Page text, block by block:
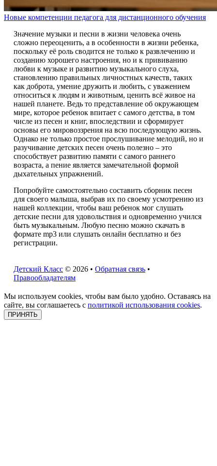
Новые компетенции педагога для дистанционного обучения
Значение музыки и песни в жизни человека очень
сложно переоценить, а в особенности в жизни ребенка,
поскольку её роль сводится не только к развлечению и
созданию хорошего настроения, но и к прививанию
любви к музыке и развитию музыкального слуха,
становлению правильных личностных качеств, таких
как доброта, умение дружить и любить, с уважением
относиться к людям и животным, ценить всё живое на
нашей планете. Ведь то представление об окружающем
мире, которое ребенок впитает с самого детства, в том
числе из песен и книг, впоследствии и сформирует
основы его мировоззрения на всю последующую жизнь.
Однако не только простое прослушивание мелодий, но и
разучивание детских песен очень полезно – это
способствует развитию памяти с самого раннего
возраста, а пение является замечательной формой
дыхательных упражнений.
Попробуйте самостоятельно составить сборник песен
для своего малыша, выбрав их по своему усмотрению из
нашей коллекции, чтобы ваш ребенок мог слушать
детские песни для удовольствия и одновременно учился
быть музыкальным. Любую песню можно скачать в
формате mp3 или слушать онлайн бесплатно и без
регистрации.
Детский Класс © 2026 • Обратная связь •
Правообладателям
Мы используем cookies, чтобы вам было удобно. Оставаясь на
сайте, вы соглашаетесь с политикой использования cookies.
ПРИНЯТЬ